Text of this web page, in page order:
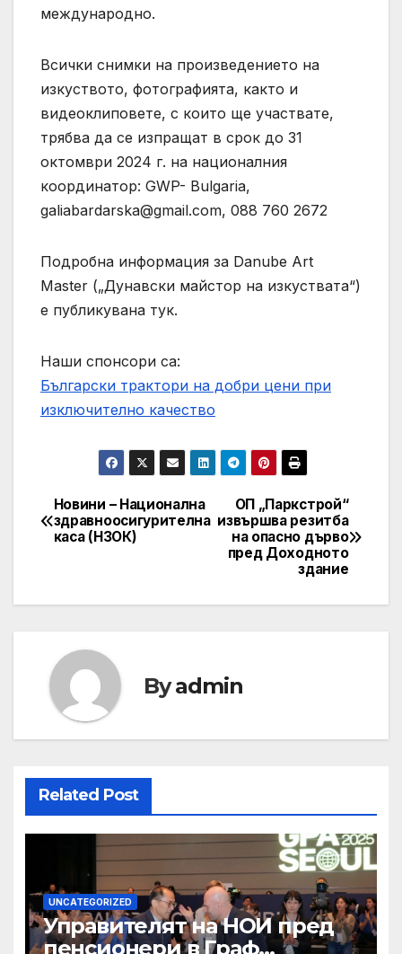
международно.
Всички снимки на произведението на
изкуството, фотографията, както и
видеоклиповете, с които ще участвате,
трябва да се изпращат в срок до 31
октомври 2024 г. на националния
координатор: GWP- Bulgaria,
galiabardarska@gmail.com, 088 760 2672
Подробна информация за Danube Art
Master („Дунавски майстор на изкуствата“)
е публикувана тук.
Наши спонсори са:
Български трактори на добри цени при
изключително качество
Post
navigation
ОП „Паркстрой“
извършва резитба
на опасно дърво
пред Доходното
здание
Новини – Национална
здравноосигурителна
каса (НЗОК)
Byadmin
Related Post
UNCATEGORIZED
Управителят на НОИ пред
пенсионери в Граф